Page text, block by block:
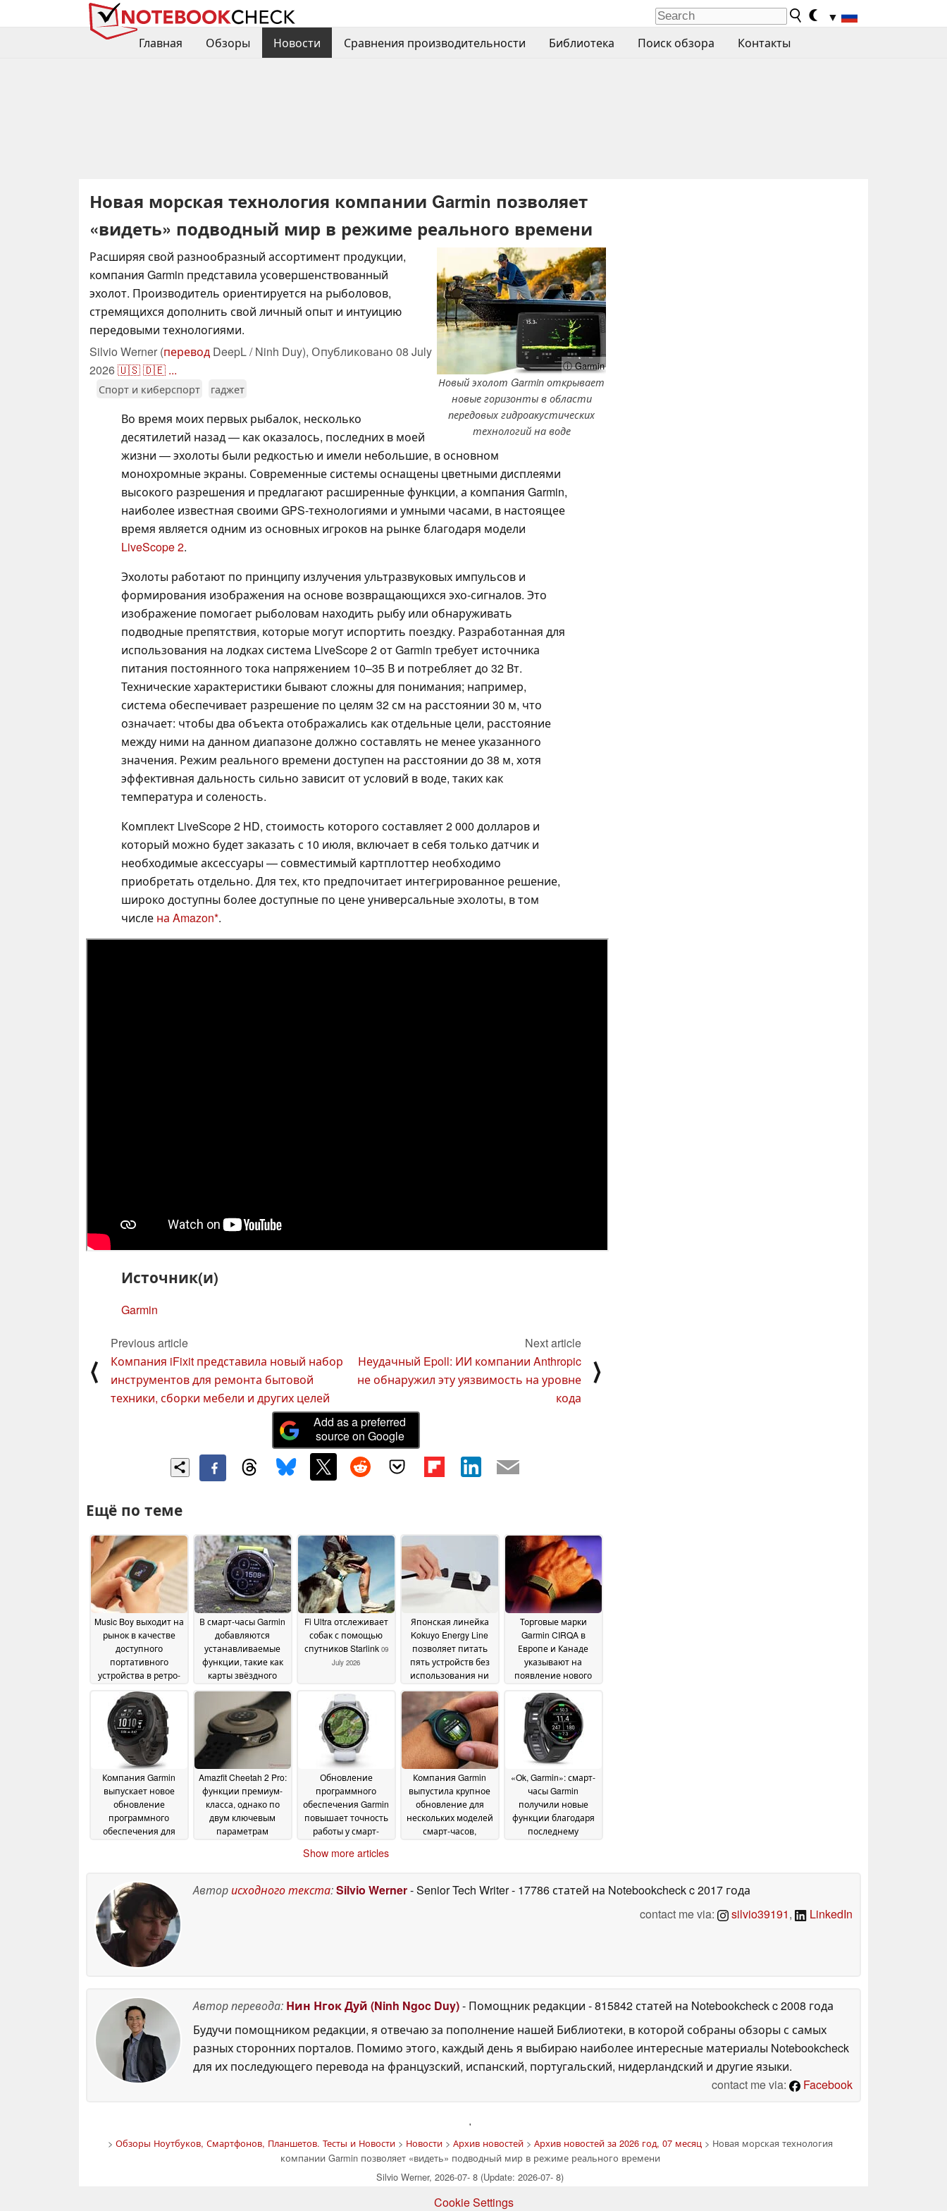
▼
Главная
Обзоры Новости Сравнения производительности Библиотека Поиск обзора Контакты
Новая морская технология компании Garmin позволяет
«видеть» подводный мир в режиме реального времени
ⓘ Garmin
Новый эхолот Garmin открывает
новые горизонты в области
передовых гидроакустических
технологий на воде
Расширяя свой разнообразный ассортимент продукции,
компания Garmin представила усовершенствованный
эхолот. Производитель ориентируется на рыболовов,
стремящихся дополнить свой личный опыт и интуицию
передовыми технологиями.
Silvio Werner (перевод DeepL / Ninh Duy), Опубликовано 08 July
2026🇺🇸🇩🇪 ...
Спорт и киберспорт гаджет
Во время моих первых рыбалок, несколько
десятилетий назад — как оказалось, последних в моей
жизни — эхолоты были редкостью и имели небольшие, в основном
монохромные экраны. Современные системы оснащены цветными дисплеями
высокого разрешения и предлагают расширенные функции, а компания Garmin,
наиболее известная своими GPS-технологиями и умными часами, в настоящее
время является одним из основных игроков на рынке благодаря модели
LiveScope 2.
Эхолоты работают по принципу излучения ультразвуковых импульсов и
формирования изображения на основе возвращающихся эхо-сигналов. Это
изображение помогает рыболовам находить рыбу или обнаруживать
подводные препятствия, которые могут испортить поездку. Разработанная для
использования на лодках система LiveScope 2 от Garmin требует источника
питания постоянного тока напряжением 10–35 В и потребляет до 32 Вт.
Технические характеристики бывают сложны для понимания; например,
система обеспечивает разрешение по целям 32 см на расстоянии 30 м, что
означает: чтобы два объекта отображались как отдельные цели, расстояние
между ними на данном диапазоне должно составлять не менее указанного
значения. Режим реального времени доступен на расстоянии до 38 м, хотя
эффективная дальность сильно зависит от условий в воде, таких как
температура и соленость.
Комплект LiveScope 2 HD, стоимость которого составляет 2 000 долларов и
который можно будет заказать с 10 июля, включает в себя только датчик и
необходимые аксессуары — совместимый картплоттер необходимо
приобретать отдельно. Для тех, кто предпочитает интегрированное решение,
широко доступны более доступные по цене универсальные эхолоты, в том
числе на Amazon .
Источник(и)
Garmin
⟨
Previous article
Компания iFixit представила новый набор
инструментов для ремонта бытовой
техники, сборки мебели и других целей
Next article
Неудачный Epoll: ИИ компании Anthropic
не обнаружил эту уязвимость на уровне
кода
⟩
Add as a preferred
source on Google
Ещё по теме
Music Boy выходит на
рынок в качестве
доступного
портативного
устройства в ретро-
прослушивания
музыки в высоком
качестве20 July 2026
В смарт-часы Garmin
добавляются
устанавливаемые
функции, такие как
карты звёздного
реального времени
11 July 2026
Fi Ultra отслеживает
собак с помощью
спутников Starlink 09
July 2026
Японская линейка
Kokuyo Energy Line
позволяет питать
пять устройств без
использования ни
09 July
2026
Торговые марки
Garmin CIRQA в
Европе и Канаде
указывают на
появление нового
Компания Garmin
выпускает новое
обновление
программного
обеспечения для
Amazfit Cheetah 2 Pro:
функции премиум-
класса, однако по
двум ключевым
параметрам
Обновление
программного
обеспечения Garmin
повышает точность
работы у смарт-
класса03 July 2026
Компания Garmin
выпустила крупное
обновление для
нескольких моделей
смарт-часов,
улучшений02 July 2026
«Ok, Garmin»: смарт-
часы Garmin
получили новые
функции благодаря
последнему
Show more articles
Авторисходного текста:Silvio Werner- Senior Tech Writer- 17786 статей на Notebookcheckc 2017 года
contact me via:
silvio39191, LinkedIn
Автор перевода: Нин Нгок Дуй (Ninh Ngoc Duy)- Помощник редакции - 815842 статей на Notebookcheckc 2008 года
Будучи помощником редакции, я отвечаю за пополнение нашей Библиотеки, в которой собраны обзоры с самых
разных сторонних порталов. Помимо этого, каждый день я выбираю наиболее интересные материалы Notebookcheck
для их последующего перевода на французский, испанский, португальский, нидерландский и другие языки.
contact me via:
Facebook
'
> Обзоры Ноутбуков, Смартфонов, Планшетов. Тесты и Новости> Новости> Архив новостей> Архив новостей за 2026 год, 07 месяц> Новая морская технология
компании Garmin позволяет «видеть» подводный мир в режиме реального времени
Silvio Werner, 2026-07- 8 (Update: 2026-07- 8)
Cookie Settings